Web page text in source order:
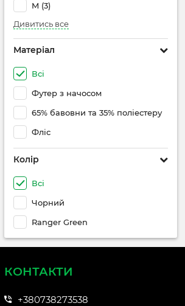
M (3)
Дивитись все
Матеріал
Всі
Футер з начосом
65% бавовни та 35% поліестеру
Фліс
Колір
Всі
Чорний
Ranger Green
КОНТАКТИ
+380738273538